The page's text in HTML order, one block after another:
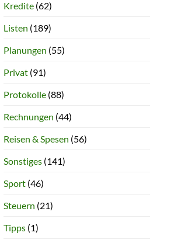
Kredite(62)
Listen (189)
Planungen (55)
Privat(91)
Protokolle(88)
Rechnungen (44)
Reisen & Spesen (56)
Sonstiges(141)
Sport(46)
Steuern (21)
Tipps(1)